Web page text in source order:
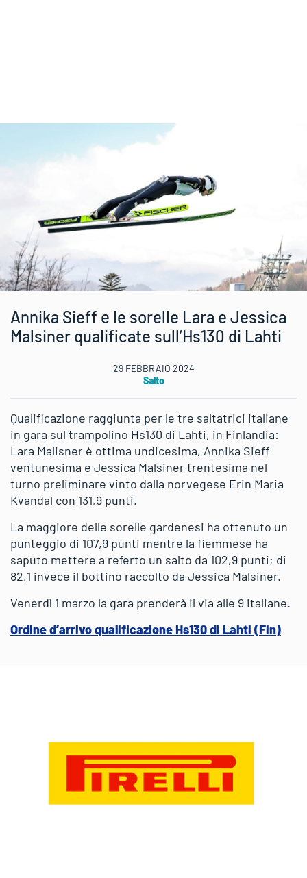
Annika Sieff e le sorelle Lara e Jessica
Malsiner qualificate sull’Hs130 di Lahti
29 FEBBRAIO 2024
Salto
Qualificazione raggiunta per le tre saltatrici italiane
in gara sul trampolino Hs130 di Lahti, in Finlandia:
Lara Malisner è ottima undicesima, Annika Sieff
ventunesima e Jessica Malsiner trentesima nel
turno preliminare vinto dalla norvegese Erin Maria
Kvandal con 131,9 punti.
La maggiore delle sorelle gardenesi ha ottenuto un
punteggio di 107,9 punti mentre la fiemmese ha
saputo mettere a referto un salto da 102,9 punti; di
82,1 invece il bottino raccolto da Jessica Malsiner.
Venerdì 1 marzo la gara prenderà il via alle 9 italiane.
Ordine d’arrivo qualificazione Hs130 di Lahti (Fin)